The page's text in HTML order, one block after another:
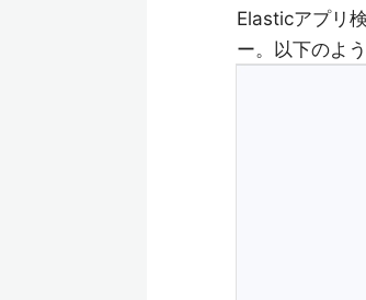
Elasticアプリ
ー。以下のよ